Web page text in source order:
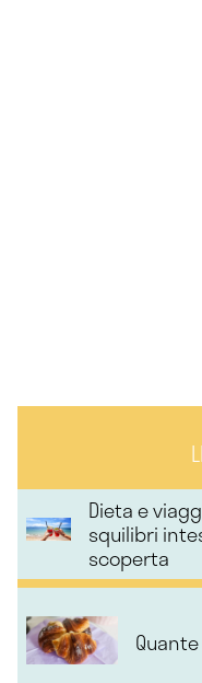
Dieta e
squilibri
scoperta